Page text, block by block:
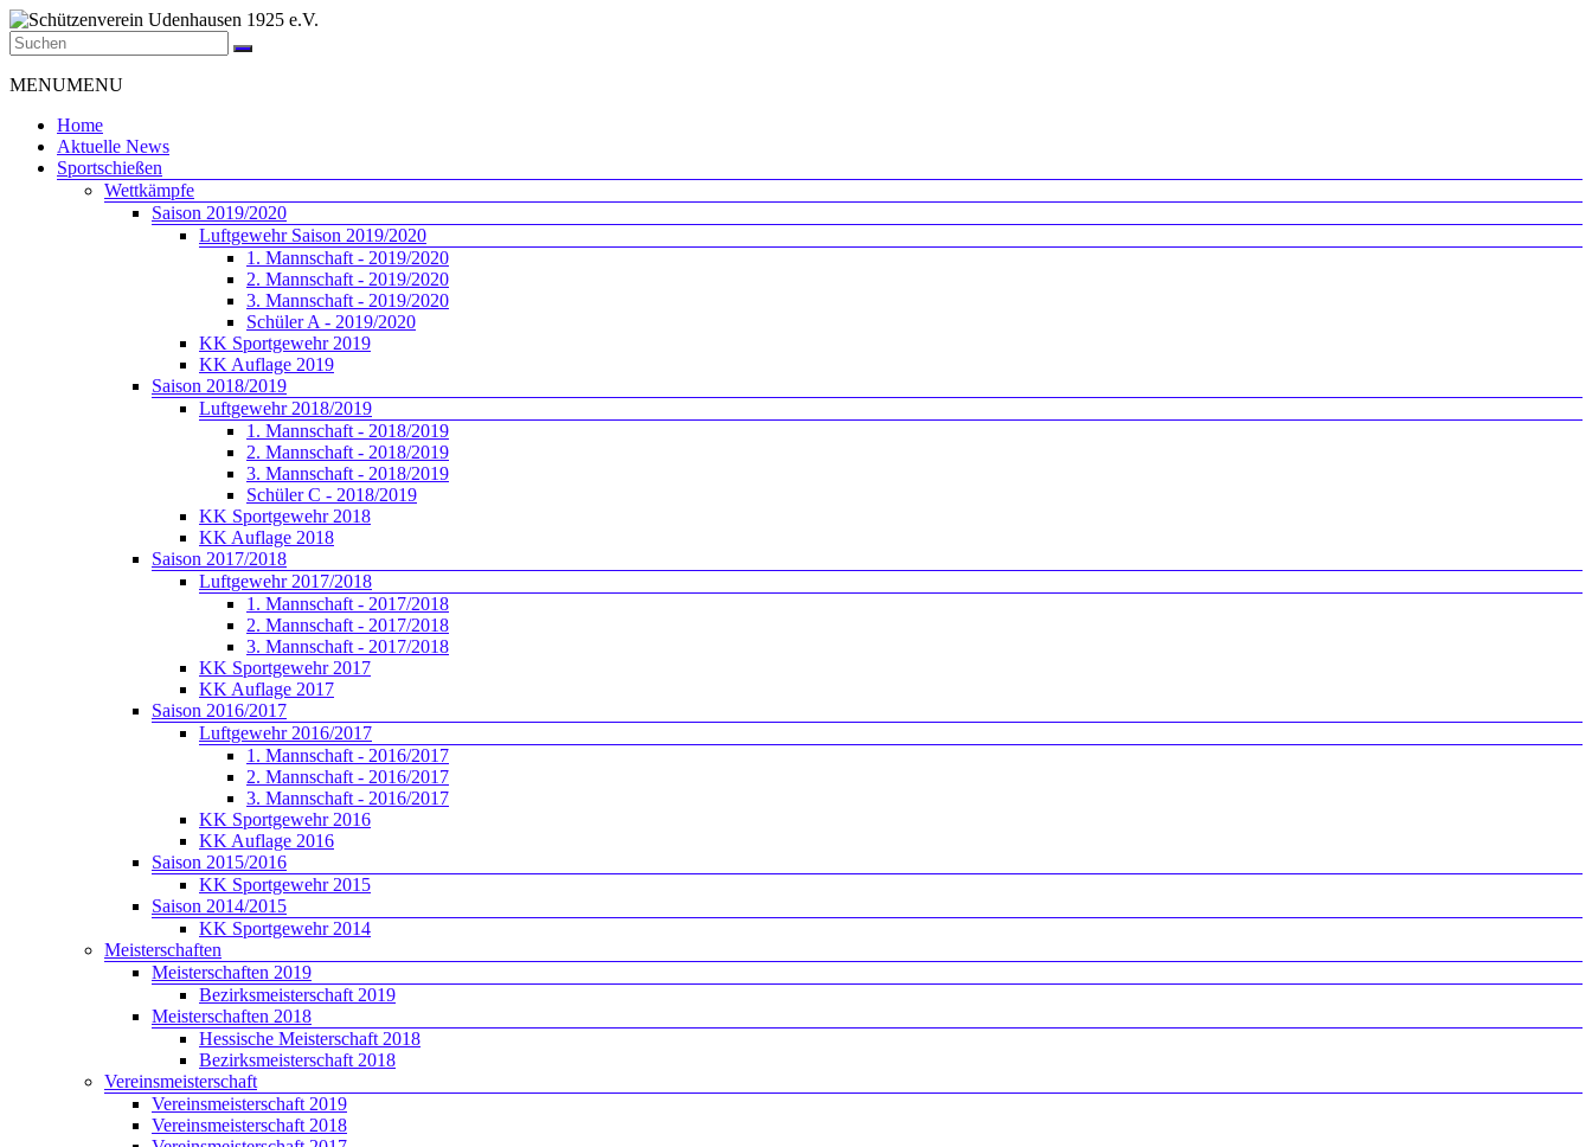
Zum
Inhalt
springen
Schützenverein
Udenhausen
e.V.
Schützenverein
Menü
MENUMENU
Home
Aktuelle News
Sportschießen
Wettkämpfe
Saison 2019/2020
Luftgewehr Saison 2019/2020
1. Mannschaft - 2019/2020
2. Mannschaft - 2019/2020
3. Mannschaft - 2019/2020
Schüler A - 2019/2020
KK Sportgewehr 2019
KK Auflage 2019
Saison 2018/2019
Luftgewehr 2018/2019
1. Mannschaft - 2018/2019
2. Mannschaft - 2018/2019
3. Mannschaft - 2018/2019
Schüler C - 2018/2019
KK Sportgewehr 2018
KK Auflage 2018
Saison 2017/2018
Luftgewehr 2017/2018
1. Mannschaft - 2017/2018
2. Mannschaft - 2017/2018
3. Mannschaft - 2017/2018
KK Sportgewehr 2017
KK Auflage 2017
Saison 2016/2017
Luftgewehr 2016/2017
1. Mannschaft - 2016/2017
2. Mannschaft - 2016/2017
3. Mannschaft - 2016/2017
KK Sportgewehr 2016
KK Auflage 2016
Saison 2015/2016
KK Sportgewehr 2015
Saison 2014/2015
KK Sportgewehr 2014
Meisterschaften
Meisterschaften 2019
Bezirksmeisterschaft 2019
Meisterschaften 2018
Hessische Meisterschaft 2018
Bezirksmeisterschaft 2018
Vereinsmeisterschaft
Vereinsmeisterschaft 2019
Vereinsmeisterschaft 2018